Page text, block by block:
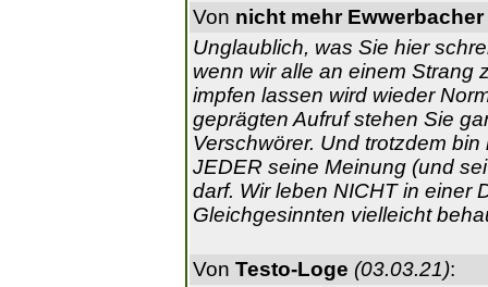
Von nicht mehr Ewwerbacher
Unglaublich, was Sie hier
wenn wir alle an einem Strang
impfen lassen wird wieder
geprägten Aufruf stehen Sie
Verschwörer. Und trotzdem
JEDER seine Meinung (und
darf. Wir leben NICHT in einer
Gleichgesinnten vielleicht
Von Testo-Loge (03.03.21):